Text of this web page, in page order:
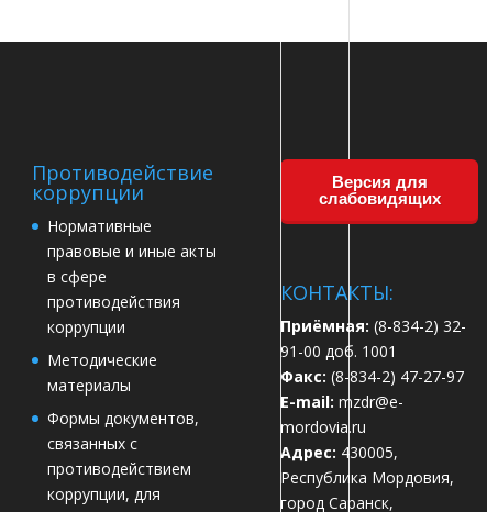
Противодействие
коррупции
Нормативные
правовые и иные акты
в сфере
противодействия
коррупции
Методические
материалы
Формы документов,
связанных с
противодействием
коррупции, для
Версия для
слабовидящих
КОНТАКТЫ:
Приёмная: (8-834-2) 32-
91-00 доб. 1001
Факс: (8-834-2) 47-27-97
E-mail: mzdr@e-
mordovia.ru
Адрес: 430005,
Республика Мордовия,
город Саранск,